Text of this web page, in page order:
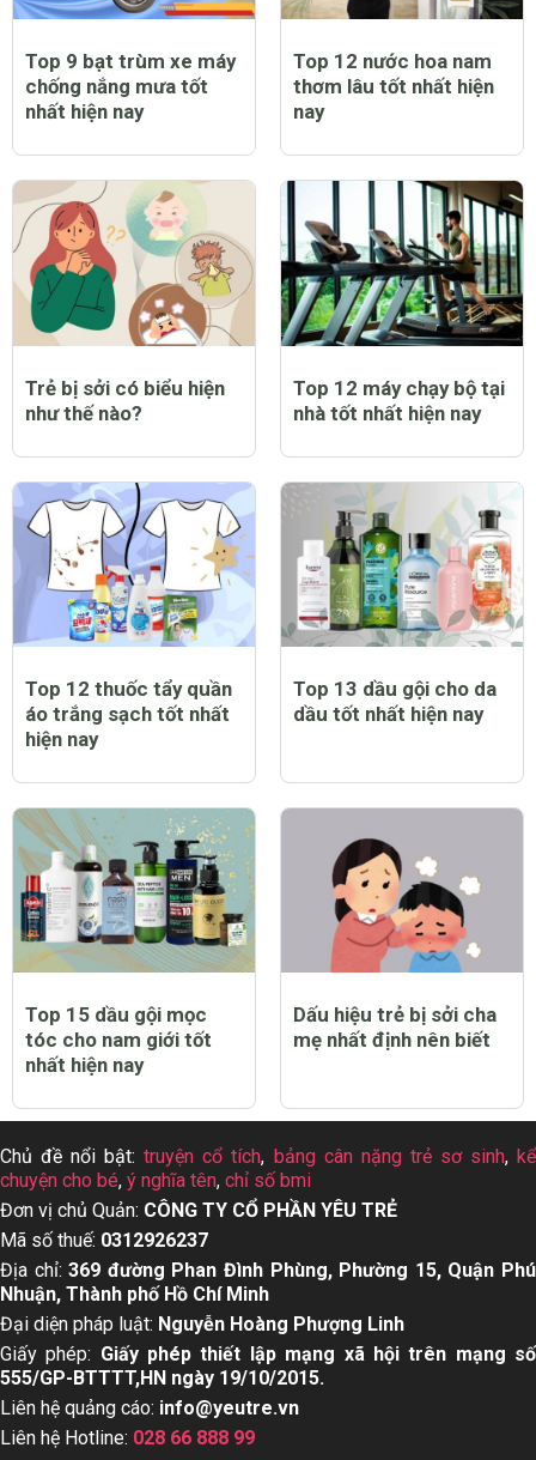
Top 9 bạt trùm xe máy
chống nắng mưa tốt
nhất hiện nay
Top 12 nước hoa nam
thơm lâu tốt nhất hiện
nay
Trẻ bị sởi có biểu hiện
như thế nào?
Top 12 máy chạy bộ tại
nhà tốt nhất hiện nay
Top 12 thuốc tẩy quần
áo trắng sạch tốt nhất
hiện nay
Top 13 dầu gội cho da
dầu tốt nhất hiện nay
Top 15 dầu gội mọc
tóc cho nam giới tốt
nhất hiện nay
Dấu hiệu trẻ bị sởi cha
mẹ nhất định nên biết
Chủ đề nổi bật:truyện cổ tích, bảng cân nặng trẻ sơ sinh, kể
chuyện cho bé, ý nghĩa tên, chỉ số bmi
Đơn vị chủ Quản: CÔNG TY CỔ PHẦN YÊU TRẺ
Mã số thuế: 0312926237
Địa chỉ:369 đường Phan Đình Phùng, Phường 15, Quận Phú
Nhuận, Thành phố Hồ Chí Minh
Đại diện pháp luật: Nguyễn Hoàng Phượng Linh
Giấy phép: Giấy phép thiết lập mạng xã hội trên mạng số
555/GP-BTTTT,HN ngày 19/10/2015.
Liên hệ quảng cáo: info@yeutre.vn
Liên hệ Hotline: 028 66 888 99